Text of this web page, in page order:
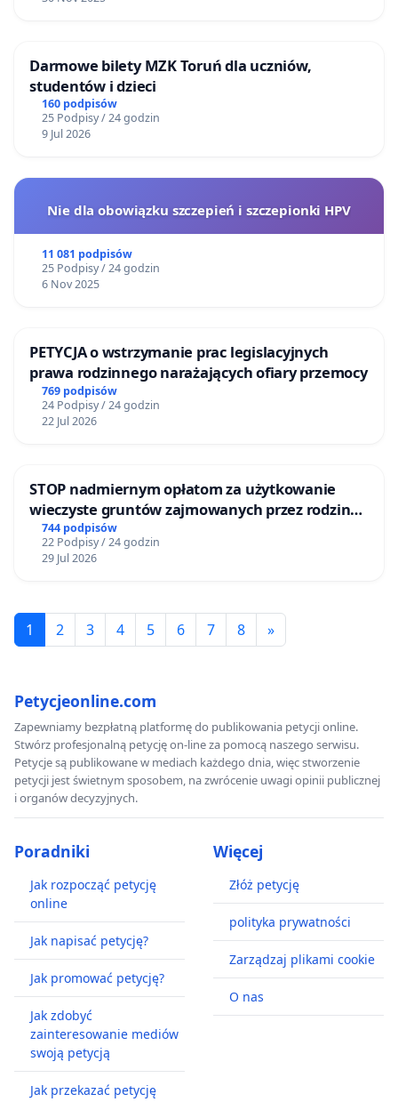
Darmowe bilety MZK Toruń dla uczniów,
studentów i dzieci
160 podpisów
25 Podpisy / 24 godzin
9 Jul 2026
Nie dla obowiązku szczepień i szczepionki HPV
11 081 podpisów
25 Podpisy / 24 godzin
6 Nov 2025
PETYCJA o wstrzymanie prac legislacyjnych
prawa rodzinnego narażających ofiary przemocy
769 podpisów
24 Podpisy / 24 godzin
22 Jul 2026
STOP nadmiernym opłatom za użytkowanie
wieczyste gruntów zajmowanych przez rodzinne
ogrody działkowe.
744 podpisów
22 Podpisy / 24 godzin
29 Jul 2026
1 2 3 4 5 6 7 8 »
Petycjeonline.com
Zapewniamy bezpłatną platformę do publikowania petycji online.
Stwórz profesjonalną petycję on-line za pomocą naszego serwisu.
Petycje są publikowane w mediach każdego dnia, więc stworzenie
petycji jest świetnym sposobem, na zwrócenie uwagi opinii publicznej
i organów decyzyjnych.
Poradniki
Jak rozpocząć petycję
online
Jak napisać petycję?
Jak promować petycję?
Jak zdobyć
zainteresowanie mediów
swoją petycją
Jak przekazać petycję
Więcej
Złóż petycję
polityka prywatności
Zarządzaj plikami cookie
O nas